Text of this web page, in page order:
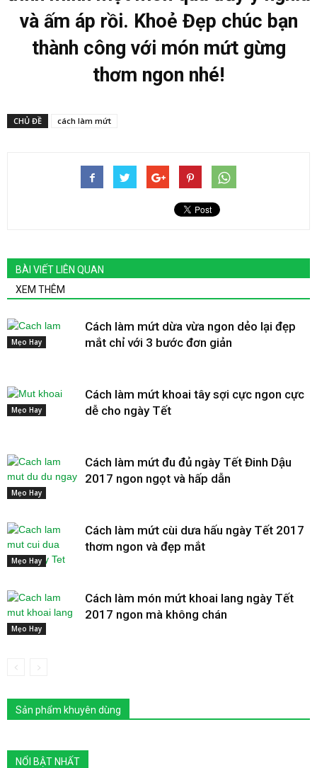
và ấm áp rồi. Khoẻ Đẹp chúc bạn
thành công với món mứt gừng
thơm ngon nhé!
CHỦ ĐỀ cách làm mứt
BÀI VIẾT LIÊN QUAN
XEM THÊM
Mẹo Hay
Cách làm mứt dừa vừa ngon dẻo lại đẹp
mắt chỉ với 3 bước đơn giản
Mẹo Hay
Cách làm mứt khoai tây sợi cực ngon cực
dễ cho ngày Tết
Mẹo Hay
Cách làm mứt đu đủ ngày Tết Đinh Dậu
2017 ngon ngọt và hấp dẫn
Mẹo Hay
Cách làm mứt cùi dưa hấu ngày Tết 2017
thơm ngon và đẹp mắt
Mẹo Hay
Cách làm món mứt khoai lang ngày Tết
2017 ngon mà không chán
Sản phẩm khuyên dùng
NỔI BẬT NHẤT